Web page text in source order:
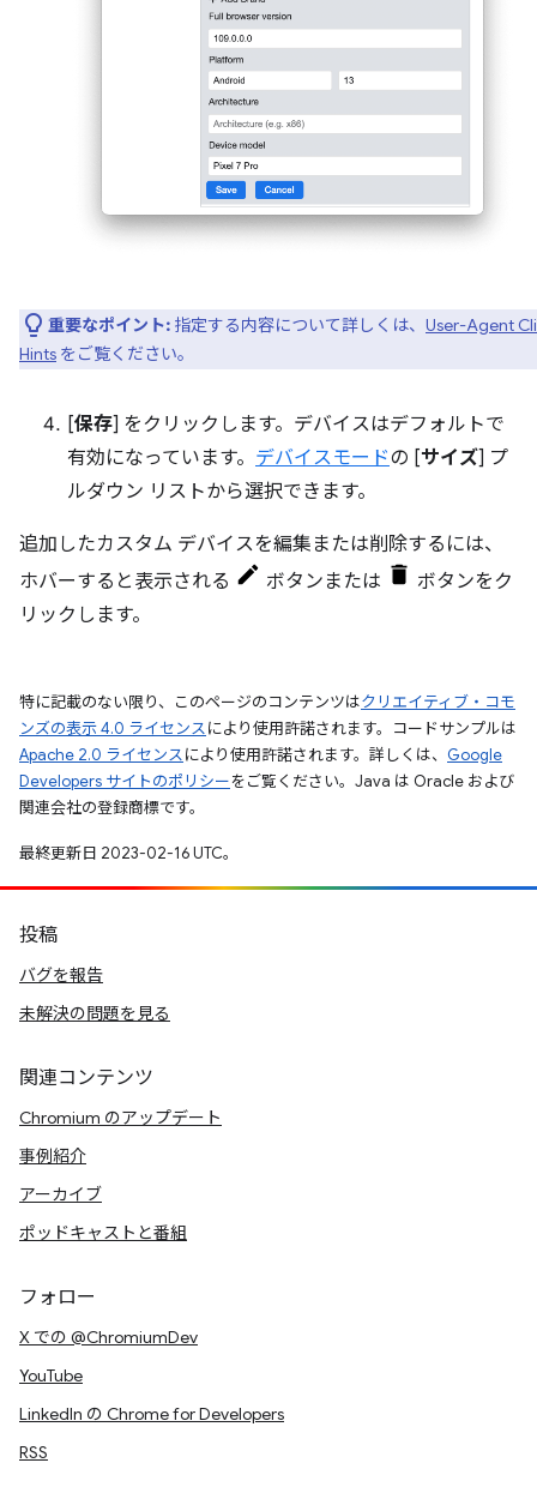
重要なポイント: 指定する内容について詳しくは、 User-Agent
Hints をご覧ください。
[保存] をクリックします。デバイスはデフォルトで
有効になっています。 デバイスモードの [サイズ] プ
ルダウン リストから選択できます。
追加したカスタム デバイスを編集または削除するには、
ホバーすると表示される
ボタンまたは
ボタンをク
リックします。
特に記載のない限り、このページのコンテンツはクリエイティブ・コモ
ンズの表示 4.0 ライセンスにより使用許諾されます。コードサンプルは
Apache 2.0 ライセンスにより使用許諾されます。詳しくは、 Google
Developers サイトのポリシーをご覧ください。Java は Oracle および
関連会社の登録商標です。
最終更新日 2023-02-16 UTC。
投稿
バグを報告
未解決の問題を見る
関連コンテンツ
Chromium のアップデート
事例紹介
アーカイブ
ポッドキャストと番組
フォロー
X での @ChromiumDev
YouTube
LinkedIn の Chrome for Developers
RSS